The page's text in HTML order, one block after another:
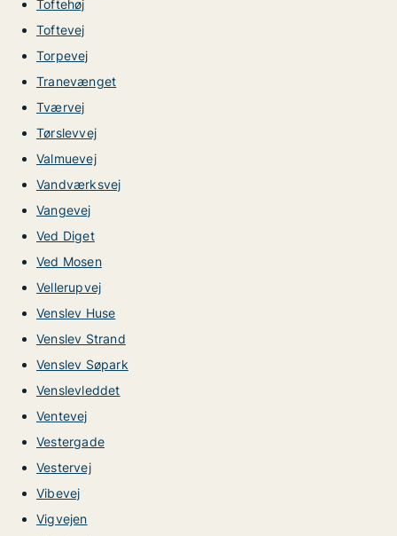
Toftehøj
Toftevej
Torpevej
Tranevænget
Tværvej
Tørslevvej
Valmuevej
Vandværksvej
Vangevej
Ved Diget
Ved Mosen
Vellerupvej
Venslev Huse
Venslev Strand
Venslev Søpark
Venslevleddet
Ventevej
Vestergade
Vestervej
Vibevej
Vigvejen